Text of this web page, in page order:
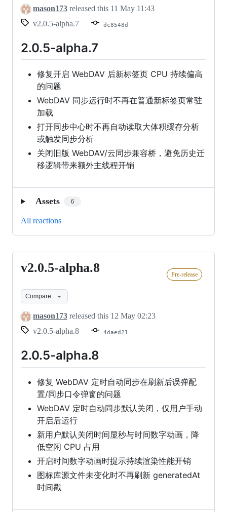
mason173 released this 11 May 11:43
v2.0.5-alpha.7
dc8548d
2.0.5-alpha.7
修复开启 WebDAV 后新标签页 CPU 持续偏高
的问题
WebDAV 同步运行时不再在普通新标签页常驻
加载
打开同步中心时不再自动读取大体积缓存分析
或触发同步分析
关闭旧版 WebDAV/云同步兼容桥，避免历史迁
移逻辑带来额外主线程开销
Assets 6
All reactions
v2.0.5-
v2.0.5-alpha.8 Pre-release
Compare
mason173 released this 12 May 02:23
v2.0.5-alpha.8
4daed21
2.0.5-alpha.8
修复 WebDAV 定时自动同步在刷新后误弹配
置/同步口令弹窗的问题
WebDAV 定时自动同步默认关闭，仅用户手动
开启后运行
新用户默认关闭时间显秒与时间数字动画，降
低空闲 CPU 占用
开启时间数字动画时提示持续渲染性能开销
图标库源文件未变化时不再刷新 generatedAt
时间戳